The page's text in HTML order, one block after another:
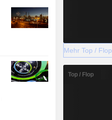
Mehr Top / Flop
Top / Flop